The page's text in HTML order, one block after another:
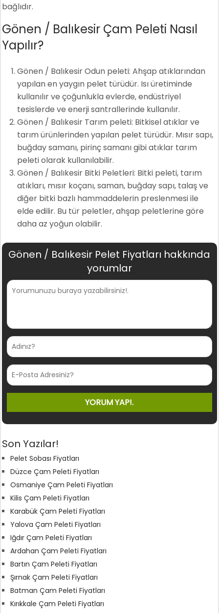
bağlıdır.
Gönen / Balıkesir Çam Peleti Nasıl
Yapılır?
Gönen / Balıkesir Odun peleti: Ahşap atıklarından
yapılan en yaygın pelet türüdür. Isı üretiminde
kullanılır ve çoğunlukla evlerde, endüstriyel
tesislerde ve enerji santrallerinde kullanılır.
Gönen / Balıkesir Tarım peleti: Bitkisel atıklar ve
tarım ürünlerinden yapılan pelet türüdür. Mısır sapı,
buğday samanı, pirinç samanı gibi atıklar tarım
peleti olarak kullanılabilir.
Gönen / Balıkesir Bitki Peletleri: Bitki peleti, tarım
atıkları, mısır koçanı, saman, buğday sapı, talaş ve
diğer bitki bazlı hammaddelerin preslenmesi ile
elde edilir. Bu tür peletler, ahşap peletlerine göre
daha az yoğun olabilir.
Gönen / Balıkesir Pelet Fiyatları hakkında
yorumlar
Son Yazılar!
Pelet Sobası Fiyatları
Düzce Çam Peleti Fiyatları
Osmaniye Çam Peleti Fiyatları
Kilis Çam Peleti Fiyatları
Karabük Çam Peleti Fiyatları
Yalova Çam Peleti Fiyatları
Iğdır Çam Peleti Fiyatları
Ardahan Çam Peleti Fiyatları
Bartın Çam Peleti Fiyatları
Şırnak Çam Peleti Fiyatları
Batman Çam Peleti Fiyatları
Kırıkkale Çam Peleti Fiyatları